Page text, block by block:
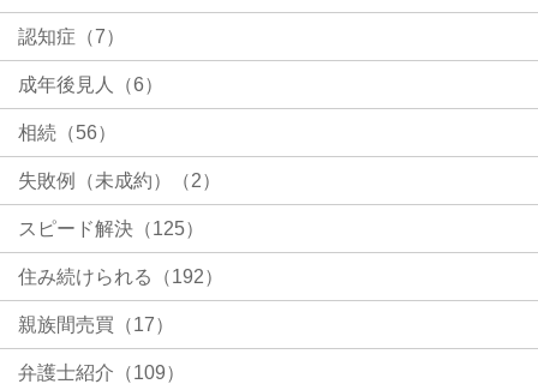
認知症（7）
成年後見人（6）
相続（56）
失敗例（未成約）（2）
スピード解決（125）
住み続けられる（192）
親族間売買（17）
弁護士紹介（109）